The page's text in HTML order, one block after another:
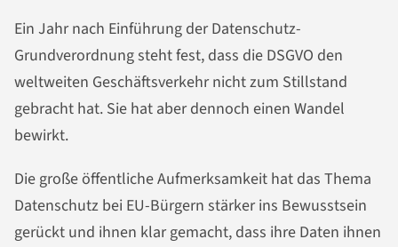
Ein Jahr nach Einführung der Datenschutz-
Grundverordnung steht fest, dass die DSGVO den
weltweiten Geschäftsverkehr nicht zum Stillstand
gebracht hat. Sie hat aber dennoch einen Wandel
bewirkt.
Die große öffentliche Aufmerksamkeit hat das Thema
Datenschutz bei EU-Bürgern stärker ins Bewusstsein
gerückt und ihnen klar gemacht, dass ihre Daten ihnen